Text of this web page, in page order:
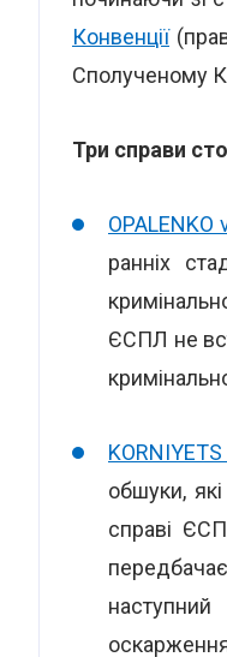
Конвенції
Сполученому
Три справи
OPALENKO
ранніх
ЄСПЛ не
обшуки,
справі